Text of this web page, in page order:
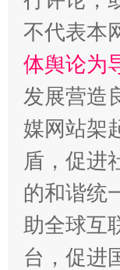
不代表本
体舆论为
发展营造
媒网站架
盾，促进
的和谐统
助全球互
台，促进